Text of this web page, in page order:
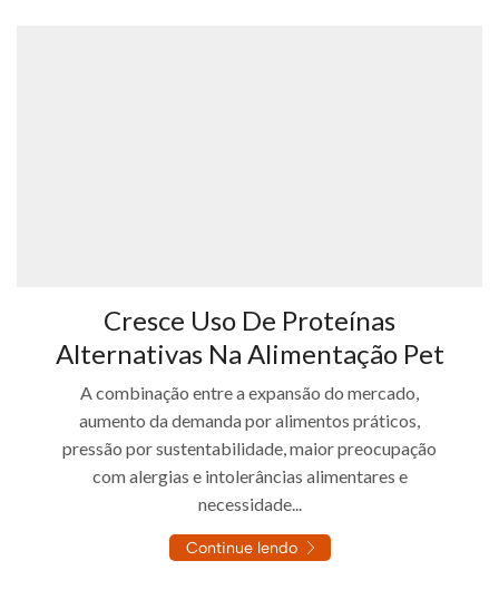
Cresce Uso De Proteínas
Alternativas Na Alimentação Pet
A combinação entre a expansão do mercado,
aumento da demanda por alimentos práticos,
pressão por sustentabilidade, maior preocupação
com alergias e intolerâncias alimentares e
necessidade...
Continue lendo